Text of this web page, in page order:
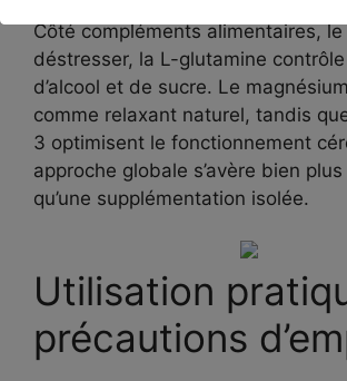
Côté compléments alimentaires,
déstresser, la L-glutamine
d’alcool et de sucre. Le
comme relaxant naturel, tandis
3 optimisent le fonctionnement
approche globale s’avère bien
qu’une supplémentation isolée.
Utilisation
précautions